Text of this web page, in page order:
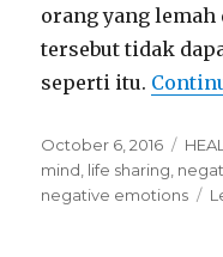
orang yang lemah
tersebut tidak
seperti itu.
Posted
on
October 6, 2016
mind life sharing
negative emotions